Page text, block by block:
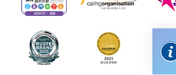
切以英文版本為準。
付款方法